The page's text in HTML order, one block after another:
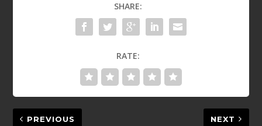
SHARE:
RATE:
PREVIOUS NEXT